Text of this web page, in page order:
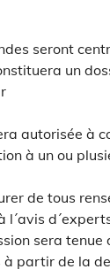
seront
un
autorisée à
à un ou
de tous
l´avis
sera tenue
à partir de la